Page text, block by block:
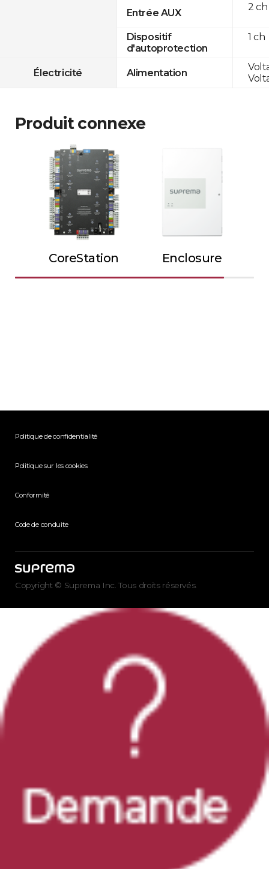
Entrée AUX
Dispositif
d'autoprotection
Électricité Alimentation
2 ch
1 ch
Produit connexe
CoreStation Enclosure
Politique de confidentialité
Politique sur les cookies
Conformité
Code de conduite
Copyright © Suprema Inc. Tous droits réservés.